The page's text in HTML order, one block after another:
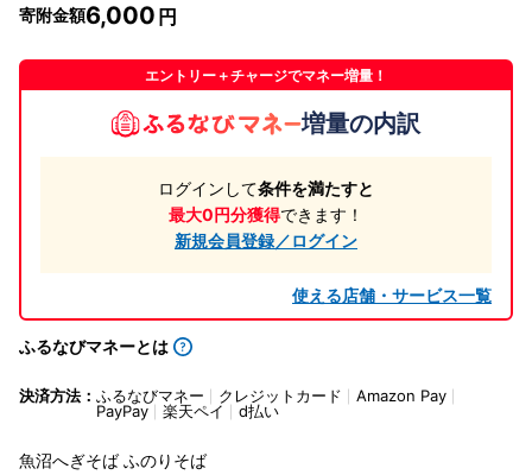
寄附金額6,000
エントリー＋チャージでマネー増量！
増量の内訳
ログインして条件を満たすと
最大0円分獲得できます！
新規会員登録／ログイン
使える店舗・サービス一覧
ふるなびマネーとは
決済方法： ふるなびマネー クレジットカード
Amazon Pay
PayPay
楽天ペイ d払い
魚沼へぎそば ふのりそば